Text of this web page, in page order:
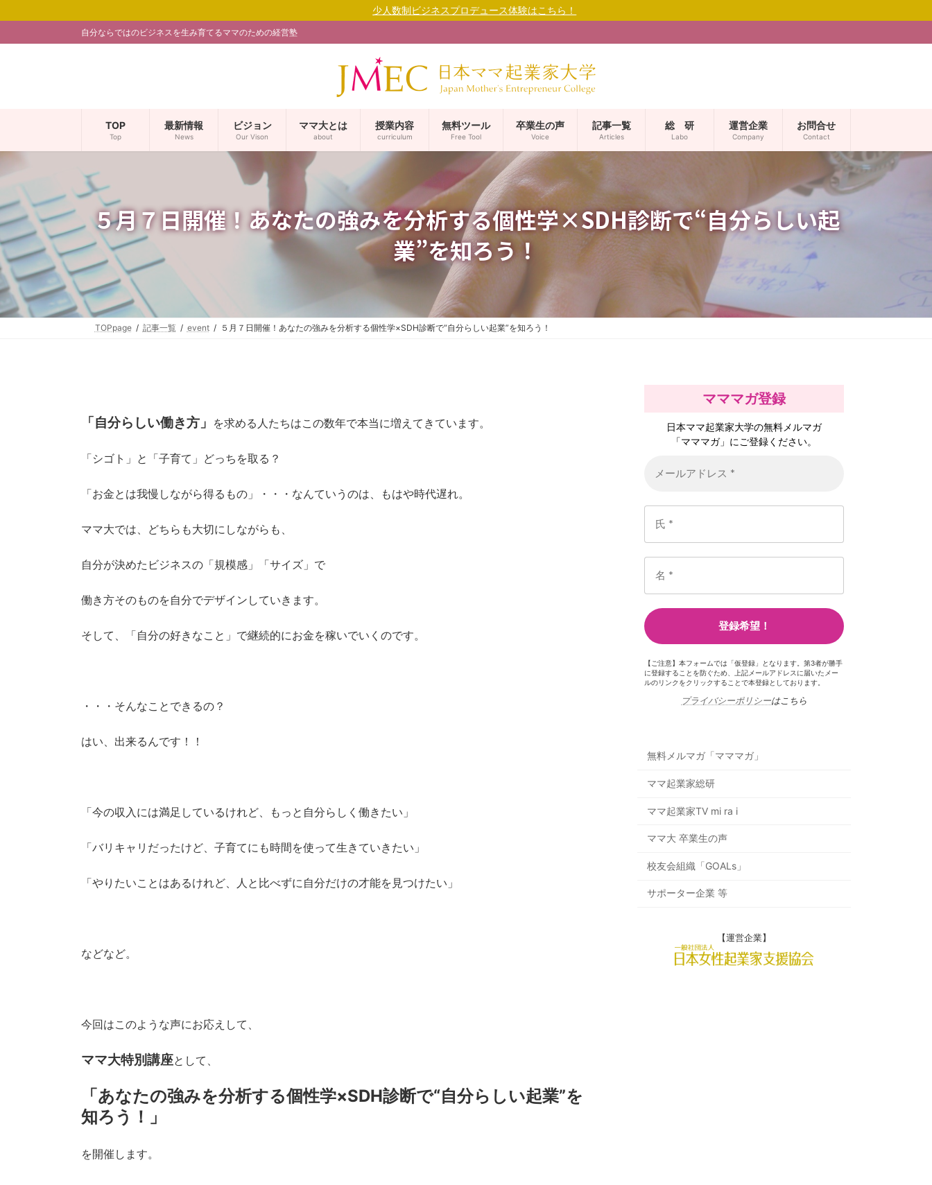
ン
ビ
少人数制ビジネスプロデュース体験はこちら！
自分ならではのビジネスを生み育てるママのための経営塾
TOP
Top
最新情報
News
ビジョン
Our Vison
ママ大とは
about
授業内容
curriculum
無料ツール
Free Tool
卒業生の声
Voice
記事一覧
Articles
総 研
Labo
運営企業
Company
お問合せ
Contact
５月７日開催！あなたの強みを分析する個性学×SDH診断で“自分らしい起
業”を知ろう！
TOPpage 記事一覧 event ５月７日開催！あなたの強みを分析する個性学×SDH診断で“自分らしい起業”を知ろう！
「自分らしい働き方」 を求める人たちはこの数年で本当に増えてきています。
「シゴト」と「子育て」どっちを取る？
「お金とは我慢しながら得るもの」・・・なんていうのは、もはや時代遅れ。
ママ大では、どちらも大切にしながらも、
自分が決めたビジネスの「規模感」「サイズ」で
働き方そのものを自分でデザインしていきます。
そして、「自分の好きなこと」で継続的にお金を稼いでいくのです。
・・・そんなことできるの？
はい、出来るんです！！
「今の収入には満足しているけれど、もっと自分らしく働きたい」
「バリキャリだったけど、子育てにも時間を使って生きていきたい」
「やりたいことはあるけれど、人と比べずに自分だけの才能を見つけたい」
などなど。
今回はこのような声にお応えして、
ママ大特別講座として、
「あなたの強みを分析する個性学×SDH診断で“自分らしい起業”を
知ろう！」
を開催します。
マママガ登録
日本ママ起業家大学の無料メルマガ
「マママガ」にご登録ください。
【ご注意】本フォームでは「仮登録」となります。第3者が勝手
に登録することを防ぐため、上記メールアドレスに届いたメー
ルのリンクをクリックすることで本登録としております。
プライバシーポリシーはこちら
無料メルマガ「マママガ」
ママ起業家総研
ママ起業家TV mi ra i
ママ大 卒業生の声
校友会組織「GOALs」
サポーター企業 等
【運営企業】